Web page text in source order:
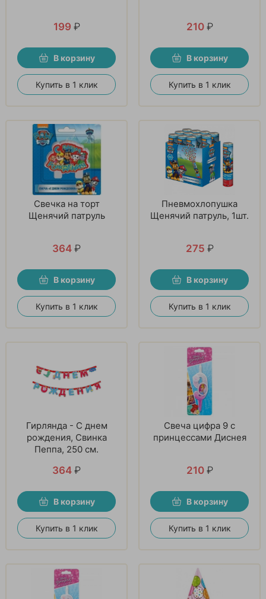
199 ₽
В корзину
Купить в 1 клик
210 ₽
В корзину
Купить в 1 клик
Свечка на торт
Щенячий патруль
364 ₽
В корзину
Купить в 1 клик
Пневмохлопушка
Щенячий патруль, 1шт.
275 ₽
В корзину
Купить в 1 клик
Гирлянда - С днем
рождения, Свинка
Пеппа, 250 см.
364 ₽
В корзину
Купить в 1 клик
Свеча цифра 9 с
принцессами Диснея
210 ₽
В корзину
Купить в 1 клик